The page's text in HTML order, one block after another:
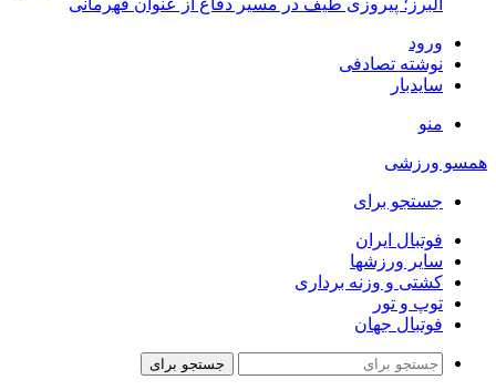
البرز؛ پیروزی طیف در مسیر دفاع از عنوان قهرمانی
ورود
نوشته تصادفی
سایدبار
منو
همسو ورزشی
جستجو برای
فوتبال ایران
سایر ورزشها
کشتی و وزنه برداری
توپ و تور
فوتبال جهان
جستجو برای